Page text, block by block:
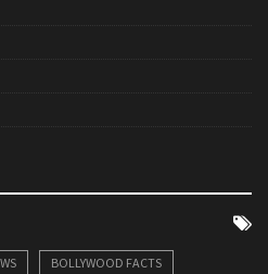
BOLLYWOOD FACTS